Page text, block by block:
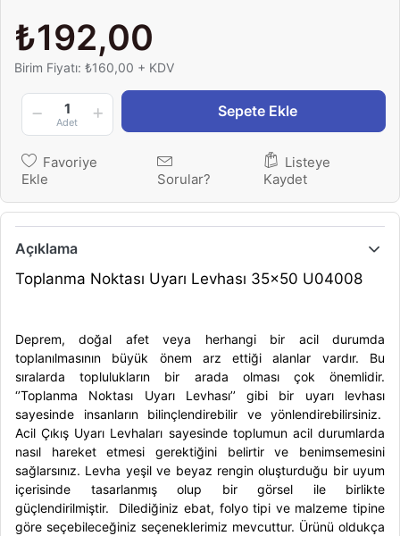
₺192,00
Birim Fiyatı: ₺160,00 + KDV
1
Adet
Sepete Ekle
Favoriye
Ekle
Sorular?
Listeye
Kaydet
Açıklama
Toplanma Noktası Uyarı Levhası 35x50 U04008
Deprem, doğal afet veya herhangi bir acil durumda
toplanılmasının büyük önem arz ettiği alanlar vardır. Bu
sıralarda toplulukların bir arada olması çok önemlidir.
‘’Toplanma Noktası Uyarı Levhası’’gibi bir uyarı levhası
sayesinde insanların bilinçlendirebilir ve yönlendirebilirsiniz.
Acil Çıkış Uyarı Levhaları sayesinde toplumun acil durumlarda
nasıl hareket etmesi gerektiğini belirtir ve benimsemesini
sağlarsınız. Levha yeşil ve beyaz rengin oluşturduğu bir uyum
içerisinde tasarlanmış olup bir görsel ile birlikte
güçlendirilmiştir. Dilediğiniz ebat, folyo tipi ve malzeme tipine
göre seçebileceğiniz seçeneklerimiz mevcuttur. Ürünü oldukça